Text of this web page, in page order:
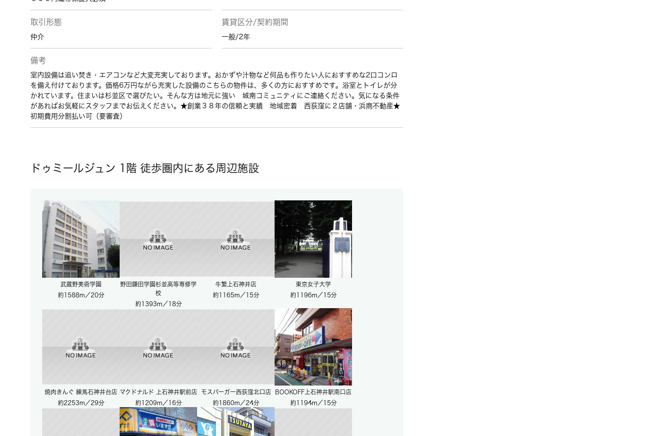
取引形態
仲介
賃貸区分/契約期間
一般/2年
備考
室内設備は追い焚き・エアコンなど大変充実しております。おかずや汁物など何品も作りたい人におすすめな2口コンロ
を備え付けております。価格6万円ながら充実した設備のこちらの物件は、多くの方におすすめです。浴室とトイレが分
かれています。住まいは杉並区で選びたい。そんな方は地元に強い 城南コミュニティにご連絡ください。気になる条件
があればお気軽にスタッフまでお伝えください。★創業３８年の信頼と実績 地域密着 西荻窪に２店舗・浜商不動産★
初期費用分割払い可（要審査）
ドゥミールジュン 1階 徒歩圏内にある周辺施設
武蔵野美術学園
約1588m／20分
野田鎌田学園杉並高等専修学
校
約1393m／18分
牛繁上石神井店
約1165m／15分
東京女子大学
約1196m／15分
焼肉きんぐ 練馬石神井台店
約2253m／29分
マクドナルド 上石神井駅前店
約1209m／16分
モスバーガー西荻窪北口店
約1860m／24分
BOOKOFF上石神井駅南口店
約1194m／15分